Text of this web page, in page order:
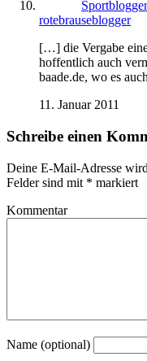
rotebrauseblogger
[…] die Vergabe
hoffentlich auch
baade.de, wo es
11. Januar 2011
Schreibe einen
Deine E-Mail-Adresse
Felder sind mit * markiert
Kommentar
Name (optional)